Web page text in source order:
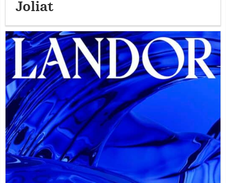
Joliat